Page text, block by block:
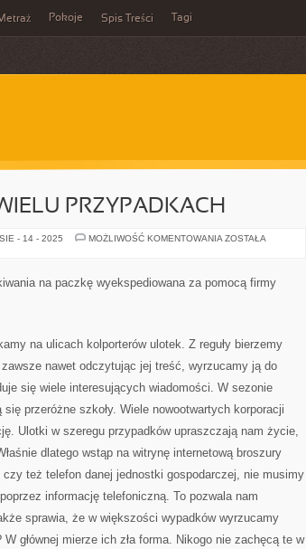
Pokoje Spis Treści Tagi
PRZYPADKACH
- 14 - 2025 MOŻLIWOŚĆ KOMENTOWANIA NIESŁYCHANIE
ZOSTAŁA
na paczkę wyekspediowana za pomocą firmy
na ulicach kolporterów ulotek. Z reguły bierzemy
nawet odczytując jej treść, wyrzucamy ją do
się wiele interesujących wiadomości. W sezonie
przeróżne szkoły. Wiele nowootwartych korporacji
Ulotki w szeregu przypadków upraszczają nam życie,
dlatego wstąp na witrynę internetową broszury
też telefon danej jednostki gospodarczej, nie musimy
informację telefoniczną. To pozwala nam
sprawia, że w większości wypadków wyrzucamy
głównej mierze ich zła forma. Nikogo nie zachęcą te w